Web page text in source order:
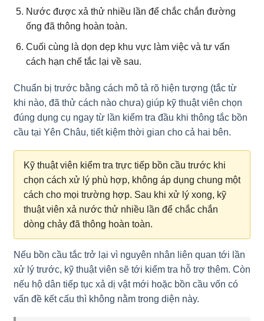
Nước được xả thử nhiều lần để chắc chắn đường
ống đã thông hoàn toàn.
Cuối cùng là dọn dẹp khu vực làm việc và tư vấn
cách hạn chế tắc lại về sau.
Chuẩn bị trước bằng cách mô tả rõ hiện tượng (tắc từ
khi nào, đã thử cách nào chưa) giúp kỹ thuật viên chọn
đúng dụng cụ ngay từ lần kiểm tra đầu khi thông tắc bồn
cầu tại Yên Châu, tiết kiệm thời gian cho cả hai bên.
Kỹ thuật viên kiểm tra trực tiếp bồn cầu trước khi
chọn cách xử lý phù hợp, không áp dụng chung một
cách cho mọi trường hợp. Sau khi xử lý xong, kỹ
thuật viên xả nước thử nhiều lần để chắc chắn
dòng chảy đã thông hoàn toàn.
Nếu bồn cầu tắc trở lại vì nguyên nhân liên quan tới lần
xử lý trước, kỹ thuật viên sẽ tới kiểm tra hỗ trợ thêm. Còn
nếu hộ dân tiếp tục xả dị vật mới hoặc bồn cầu vốn có
vấn đề kết cấu thì không nằm trong diện này.